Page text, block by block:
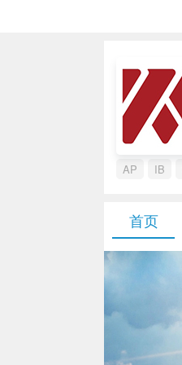
AP IB
首页